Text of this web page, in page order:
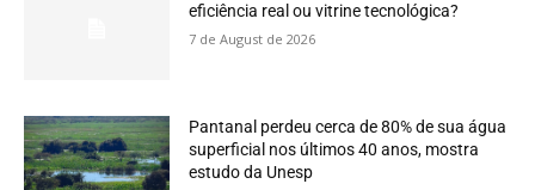
eficiência real ou vitrine tecnológica?
7 de August de 2026
Pantanal perdeu cerca de 80% de sua água
superficial nos últimos 40 anos, mostra
estudo da Unesp